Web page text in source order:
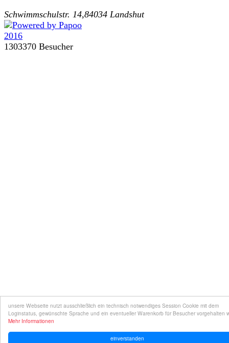
einverstanden
unsere Webseite nutzt ausschließlich ein technisch notwendiges Session Cookie mit dem
Loginstatus, gewünschte Sprache und ein eventueller Warenkorb für Besucher vorgehalten
Mehr Informationen
Schwimmschulstr. 14,84034 Landshut
1303370 Besucher